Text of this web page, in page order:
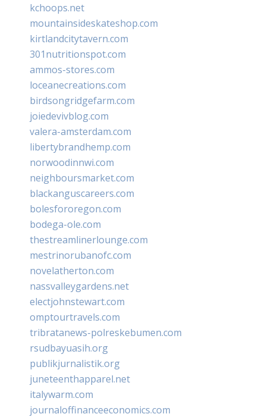
kchoops.net
mountainsideskateshop.com
kirtlandcitytavern.com
301nutritionspot.com
ammos-stores.com
loceanecreations.com
birdsongridgefarm.com
joiedevivblog.com
valera-amsterdam.com
libertybrandhemp.com
norwoodinnwi.com
neighboursmarket.com
blackanguscareers.com
bolesfororegon.com
bodega-ole.com
thestreamlinerlounge.com
mestrinorubanofc.com
novelatherton.com
nassvalleygardens.net
electjohnstewart.com
omptourtravels.com
tribratanews-polreskebumen.com
rsudbayuasih.org
publikjurnalistik.org
juneteenthapparel.net
italywarm.com
journaloffinanceeconomics.com